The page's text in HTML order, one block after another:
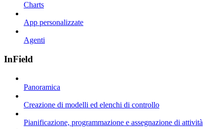
Charts
App personalizzate
Agenti
InField
Panoramica
Creazione di modelli ed elenchi di controllo
Pianificazione, programmazione e assegnazione di attività